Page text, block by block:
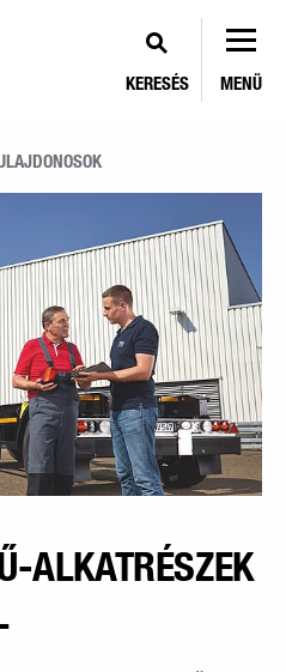
KERESÉS MENÜ
ALKATRÉSZEK